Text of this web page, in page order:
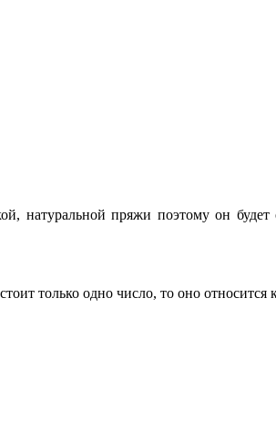
натуральной пряжи поэтому он
только одно число, то оно относится